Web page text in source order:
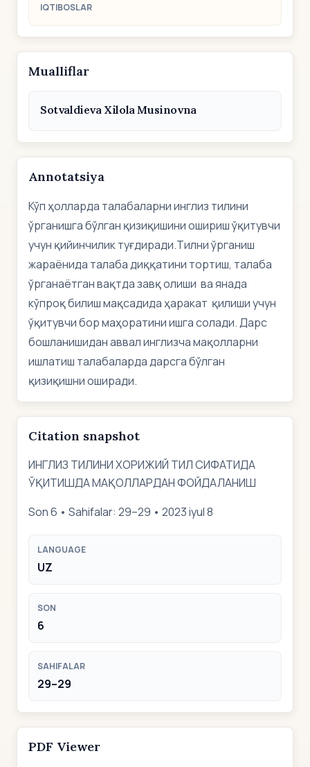
IQTIBOSLAR
Mualliflar
Sotvaldieva Xilola Musinovna
Annotatsiya
Кўп ҳолларда талабаларни инглиз тилини
ўрганишга бўлган қизиқишини ошириш ўқитувчи
учун қийинчилик туғдиради.Тилни ўрганиш
жараёнида талаба диққатини тортиш, талаба
ўрганаётган вақтда завқ олиши ва янада
кўпроқ билиш мақсадида ҳаракат қилиши учун
ўқитувчи бор маҳоратини ишга солади. Дарс
бошланишидан аввал инглизча мақолларни
ишлатиш талабаларда дарсга бўлган
қизиқишни оширади.
Citation snapshot
ИНГЛИЗ ТИЛИНИ ХОРИЖИЙ ТИЛ СИФАТИДА
ЎҚИТИШДА МАҚОЛЛАРДАН ФОЙДАЛАНИШ
Son 6 • Sahifalar: 29–29 • 2023 iyul 8
LANGUAGE
UZ
SON
6
SAHIFALAR
29–29
PDF Viewer